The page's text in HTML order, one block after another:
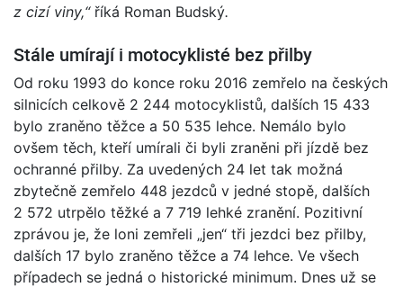
z cizí viny,“ říká Roman Budský.
Stále umírají i motocyklisté bez přilby
Od roku 1993 do konce roku 2016 zemřelo na českých
silnicích celkově 2 244 motocyklistů, dalších 15 433
bylo zraněno těžce a 50 535 lehce. Nemálo bylo
ovšem těch, kteří umírali či byli zraněni při jízdě bez
ochranné přilby. Za uvedených 24 let tak možná
zbytečně zemřelo 448 jezdců v jedné stopě, dalších
2 572 utrpělo těžké a 7 719 lehké zranění. Pozitivní
zprávou je, že loni zemřeli „jen“ tři jezdci bez přilby,
dalších 17 bylo zraněno těžce a 74 lehce. Ve všech
případech se jedná o historické minimum. Dnes už se